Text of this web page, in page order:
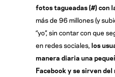
fotos tagueadas (#) con
más de 96 millones (y
‘’yo’’, sin contar con que
en redes sociales, los
manera diaria una
Facebook y se sirven